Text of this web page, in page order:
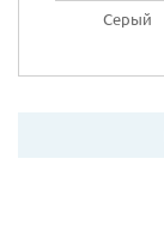
Серый